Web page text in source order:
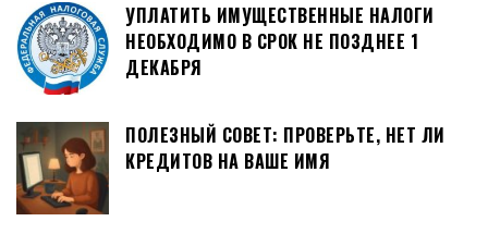
УПЛАТИТЬ ИМУЩЕСТВЕННЫЕ НАЛОГИ
НЕОБХОДИМО В СРОК НЕ ПОЗДНЕЕ 1
ДЕКАБРЯ
ПОЛЕЗНЫЙ СОВЕТ: ПРОВЕРЬТЕ, НЕТ ЛИ
КРЕДИТОВ НА ВАШЕ ИМЯ